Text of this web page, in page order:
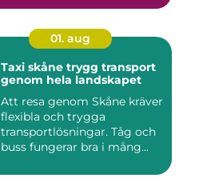
01. aug
Taxi skåne trygg transport
genom hela landskapet
Att resa genom Skåne kräver
flexibla och trygga
transportlösningar. Tåg och
buss fungerar bra i mång...